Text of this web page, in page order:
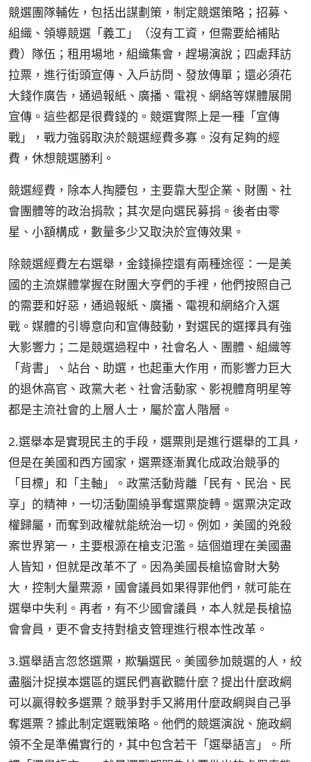
競選團隊輔佐，包括出謀劃策，制定競選策略；招募、
組織、領導競選「義工」（沒有工資，但需要給補貼
費）隊伍；租用場地，組織集會，趕場演說；四處拜訪
拉票，進行街頭宣傳、入戶訪問、發放傳單；還必須花
大錢作廣告，通過報紙、廣播、電視、網絡等媒體展開
宣傳。這些都是很費錢的。競選實際上是一種「宣傳
戰」，戰力強弱取決於競選經費多寡。沒有足夠的經
費，休想競選勝利。
競選經費，除本人掏腰包，主要靠大型企業、財團、社
會團體等的政治捐款；其次是向選民募捐。後者由零
星、小額構成，數量多少又取決於宣傳效果。
除競選經費左右選舉，金錢操控還有兩種途徑：一是美
國的主流媒體掌握在財團大亨們的手裡，他們按照自己
的需要和好惡，通過報紙、廣播、電視和網絡介入選
戰。媒體的引導意向和宣傳鼓動，對選民的選擇具有強
大影響力；二是競選過程中，社會名人、團體、組織等
「背書」、站台、助選，也起重大作用，而影響力巨大
的退休高官、政黨大老、社會活動家、影視體育明星等
都是主流社會的上層人士，屬於富人階層。
2.選舉本是實現民主的手段，選票則是進行選舉的工具，
但是在美國和西方國家，選票逐漸異化成政治競爭的
「目標」和「主軸」。政黨活動背離「民有、民治、民
享」的精神，一切活動圍繞爭奪選票旋轉。選票決定政
權歸屬，而奪到政權就能統治一切。例如，美國的兇殺
案世界第一，主要根源在槍支氾濫。這個道理在美國盡
人皆知，但就是改革不了。因為美國長槍協會財大勢
大，控制大量票源，國會議員如果得罪他們，就可能在
選舉中失利。再者，有不少國會議員，本人就是長槍協
會會員，更不會支持對槍支管理進行根本性改革。
3.選舉語言忽悠選票，欺騙選民。美國參加競選的人，絞
盡腦汁捉摸本選區的選民們喜歡聽什麼？提出什麼政綱
可以贏得較多選票？競爭對手又將用什麼政綱與自己爭
奪選票？據此制定選戰策略。他們的競選演說、施政綱
領不全是準備實行的，其中包含若干「選舉語言」。所